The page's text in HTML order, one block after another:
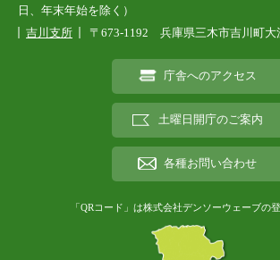
日、年末年始を除く）
吉川支所
〒673-1192 兵庫県三木市吉川町大
庁舎へのアクセス
土曜日開庁のご案内
各種お問い合わせ
「QRコード」は株式会社デンソーウェーブの